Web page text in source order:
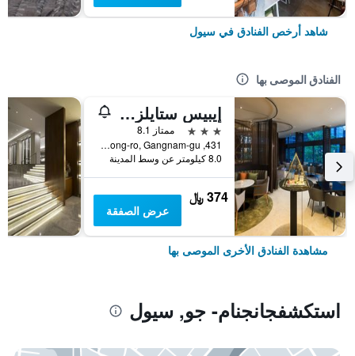
شاهد أرخص الفنادق في سيول
الفنادق الموصى بها
إيبيس ستايلز أمباسادور سيول غانغنام
3 نجوم
ممتاز 8.1
431, Samseong-ro, Gangnam-gu, سيول, كوريا الجنوبية
8.0 كيلومتر عن وسط المدينة
374 ﷼
عرض الصفقة
مشاهدة الفنادق الأخرى الموصى بها
استكشفجانجنام- جو, سيول